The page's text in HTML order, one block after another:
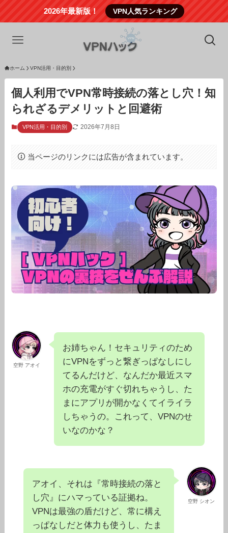
2026年最新版！ VPN人気ランキング
ホーム VPN活用・目的別
個人利用でVPN常時接続の落とし穴！知
られざるデメリットと回避術
VPN活用・目的別 2026年7月8日
当ページのリンクには広告が含まれています。
空野 アオイ
お姉ちゃん！セキュリティのため
にVPNをずっと繋ぎっぱなしにし
てるんだけど、なんだか最近スマ
ホの充電がすぐ切れちゃうし、た
まにアプリが開かなくてイライラ
しちゃうの。これって、VPNのせ
いなのかな？
空野 シオン
アオイ、それは『常時接続の落と
し穴』にハマっている証拠ね。
VPNは最強の盾だけど、常に構え
っぱなしだと体力も使うし、たま